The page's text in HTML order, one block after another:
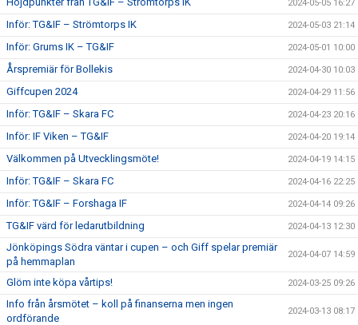
2024-05-05 16:27
Inför: TG&IF – Strömtorps IK 2024-05-03 21:14
Inför: Grums IK – TG&IF 2024-05-01 10:00
Årspremiär för Bollekis 2024-04-30 10:03
Giffcupen 2024 2024-04-29 11:56
Inför: TG&IF – Skara FC 2024-04-23 20:16
Inför: IF Viken – TG&IF 2024-04-20 19:14
Välkommen på Utvecklingsmöte! 2024-04-19 14:15
Inför: TG&IF – Skara FC 2024-04-16 22:25
Inför: TG&IF – Forshaga IF 2024-04-14 09:26
TG&IF värd för ledarutbildning 2024-04-13 12:30
Jönköpings Södra väntar i cupen – och Giff spelar premiär
på hemmaplan
2024-04-07 14:59
Glöm inte köpa vårtips! 2024-03-25 09:26
Info från årsmötet – koll på finanserna men ingen
ordförande
2024-03-13 08:17